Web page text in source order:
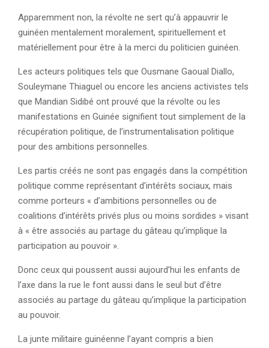
Apparemment non, la révolte ne sert qu’à appauvrir le
guinéen mentalement moralement, spirituellement et
matériellement pour être à la merci du politicien guinéen.
Les acteurs politiques tels que Ousmane Gaoual Diallo,
Souleymane Thiaguel ou encore les anciens activistes tels
que Mandian Sidibé ont prouvé que la révolte ou les
manifestations en Guinée signifient tout simplement de la
récupération politique, de l’instrumentalisation politique
pour des ambitions personnelles.
Les partis créés ne sont pas engagés dans la compétition
politique comme représentant d’intérêts sociaux, mais
comme porteurs « d’ambitions personnelles ou de
coalitions d’intérêts privés plus ou moins sordides » visant
à « être associés au partage du gâteau qu’implique la
participation au pouvoir ».
Donc ceux qui poussent aussi aujourd’hui les enfants de
l’axe dans la rue le font aussi dans le seul but d’être
associés au partage du gâteau qu’implique la participation
au pouvoir.
La junte militaire guinéenne l’ayant compris a bien